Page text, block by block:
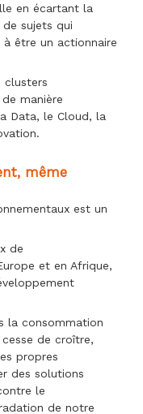
en écartant la
sujets qui
être un actionnaire
clusters
manière
Data, le Cloud, la
même
est un
de
et en Afrique,
la consommation
de croître,
propres
des solutions
le
de notre